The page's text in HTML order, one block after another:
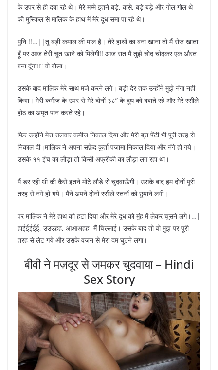
के उपर से ही दबा रहे थे। मेरे मम्मे इतने बड़े, कसे, बड़े बड़े और गोल गोल थे
की मुस्किल से मालिक के हाथ में मेरे दूध समा पा रहे थे।
मुनि !!…||तू बड़ी कमाल की माल है। तेरे हाथों का बना खाना तो मैं रोज खाता
हूँ पर आज तेरी चूत खाने को मिलेगी!! आज रात मैं तुझे चोद चोदकर एक औरत
बना दूंगा!!” वो बोला।
उसके बाद मालिक मेरे साथ मजे करने लगे। बड़ी देर तक उन्होंने मुझे नंगा नही
किया। मेरी कमीज के उपर से मेरे दोनों ३८” के दूध को दबाते रहे और मेरे रसीले
होठ का अमृत पान करते रहे।
फिर उन्होंने मेरा सलवार कमीज निकाल दिया और मेरी ब्रा पेंटी भी पूरी तरह से
निकाल दी।मालिक ने अपना सफ़ेद कुर्ता पजामा निकाल दिया और नंगे हो गये।
उसके ११ इंच का लौड़ा तो किसी अफ्रीकी का लौड़ा लग रहा था।
मैं डर रही थी की कैसे इतने मोटे लौड़े से चुदवाऊँगी। उसके बाद हम दोनों पूरी
तरह से नंगे हो गये। मैंने अपने दोनों रसीले स्तनों को छुपाने लगी।
पर मालिक ने मेरे हाथ को हटा दिया और मेरे दूध को मुंह में लेकर चूसने लगे।…|
हाईईईईई, उउउहह, आआअहह” मैं चिल्लाई। उसके बाद तो वो मुझ पर पूरी
तरह से लेट गये और उसके वजन से मेरा दम घुटने लगा।
बीवी ने मज़दूर से जमकर चुदवाया – Hindi
Sex Story